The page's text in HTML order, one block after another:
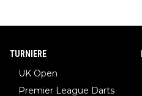
TURNIERE
UK Open
Premier League Darts